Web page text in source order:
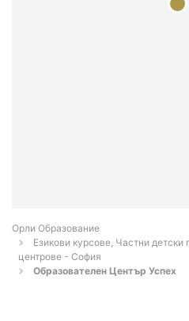
Орли Образование
Езикови курсове, Частни детски
центрове - София
Образователен Център Успех